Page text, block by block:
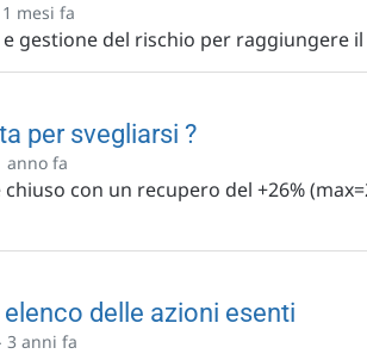
mesi fa
gestione del rischio per raggiungere
per svegliarsi ?
anno fa
con un recupero del +26%
delle azioni esenti
3 anni fa